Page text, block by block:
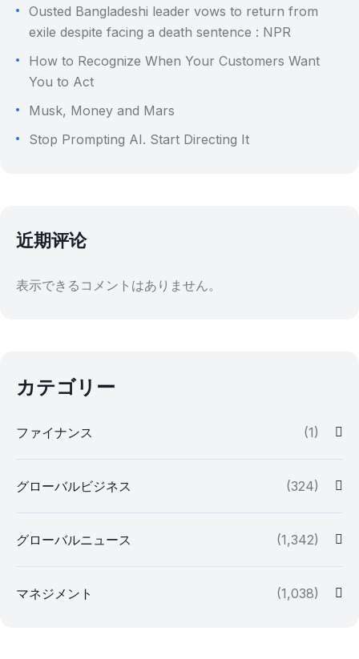
Ousted Bangladeshi leader vows to return from
exile despite facing a death sentence : NPR
How to Recognize When Your Customers Want
You to Act
Musk, Money and Mars
Stop Prompting AI. Start Directing It
近期评论
表示できるコメントはありません。
カテゴリー
ファイナンス (1)
グローバルビジネス (324)
グローバルニュース (1,342)
マネジメント (1,038)